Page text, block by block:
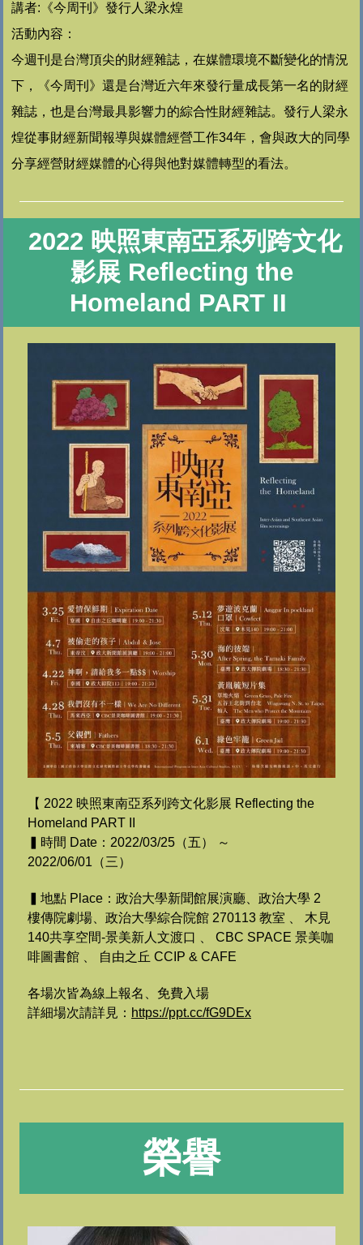
講者: 《今周刊》發行人梁永煌
活動內容：
今週刊是台灣頂尖的財經雜誌，在媒體環境不斷變化的情況
下，《今周刊》還是台灣近六年來發行量成長第一名的財經
雜誌，也是台灣最具影響力的綜合性財經雜誌。 發行人梁永
煌從事財經新聞報導與媒體經營工作34年，會與政大的同學
分享經營財經媒體的心得與他對媒體轉型的看法。
2022 映照東南亞系列跨文化
影展 Reflecting the
Homeland PART II
【 2022 映照東南亞系列跨文化影展 Reflecting the
Homeland PART II
▍時間 Date：2022/03/25（五） ～
2022/06/01（三）
▍地點 Place：政治大學新聞館展演廳、政治大學 2
樓傳院劇場、政治大學綜合院館 270113 教室 、 木見
140共享空間-景美新人文渡口 、 CBC SPACE 景美咖
啡圖書館 、 自由之丘 CCIP & CAFE
各場次皆為線上報名、免費入場
詳細場次請詳見： https://ppt.cc/fG9DEx
榮譽